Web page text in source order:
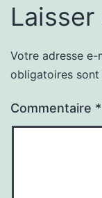
Votre adresse e-
obligatoires sont
Commentaire *